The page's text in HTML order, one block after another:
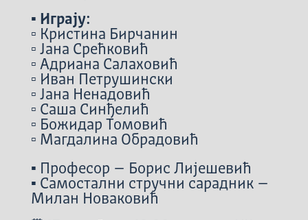
▪️ Играју:
▫️ Кристина Бирчанин
▫️ Јана Срећковић
▫️ Адриана Салаховић
▫️ Иван Петрушински
▫️ Јана Ненадовић
▫️ Саша Синђелић
▫️ Божидар Томовић
▫️ Магдалина Обрадовић
▪️ Професор – Борис Лијешевић
▪️ Самостални стручни сарадник –
Милан Новаковић